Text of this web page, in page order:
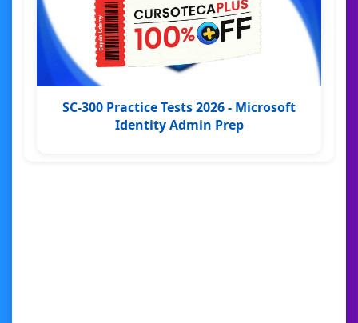
SC-300 Practice Tests 2026 - Microsoft
Identity Admin Prep